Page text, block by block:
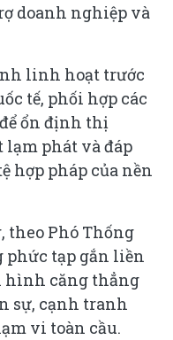
doanh nghiệp và
linh hoạt trước
tế, phối hợp các
ổn định thị
phát và đáp
hợp pháp của nền
theo Phó Thống
phức tạp gắn liền
hình căng thẳng
sự, cạnh tranh
vi toàn cầu.